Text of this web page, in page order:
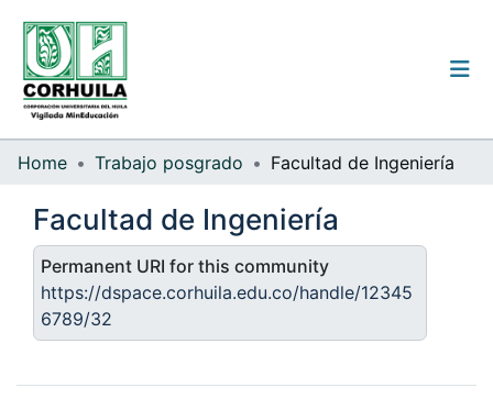
Institutional guidelines
Communities & Collections
All of the repository
Statistics
Log
Home Trabajo posgrado Facultad de Ingeniería
Facultad de Ingeniería
Permanent URI for this community
https://dspace.corhuila.edu.co/handle/12345
6789/32